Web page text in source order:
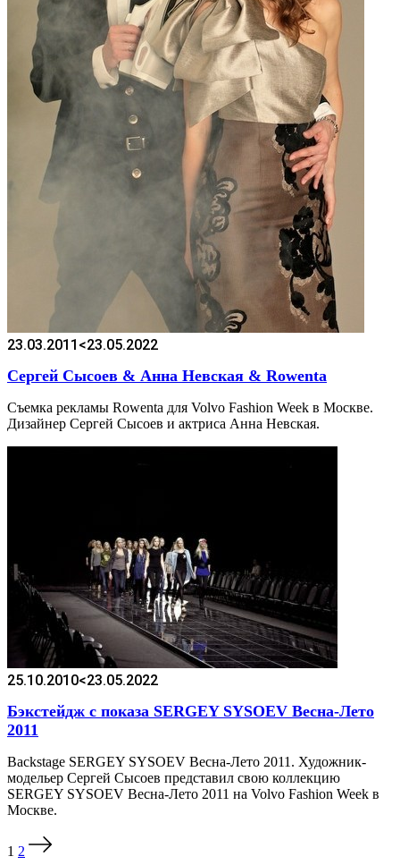
23.03.2011 <23.05.2022
Сергей Сысоев & Анна Невская & Rowenta
Съемка рекламы Rowenta для Volvo Fashion Week в Москве.
Дизайнер Сергей Сысоев и актриса Анна Невская.
25.10.2010<23.05.2022
Бэкстейдж с показа SERGEY SYSOEV Весна-Лето
2011
Backstage SERGEY SYSOEV Весна-Лето 2011. Художник-
модельер Сергей Сысоев представил свою коллекцию
SERGEY SYSOEV Весна-Лето 2011 на Volvo Fashion Week в
Москве.
Пагинация
записей
1 2